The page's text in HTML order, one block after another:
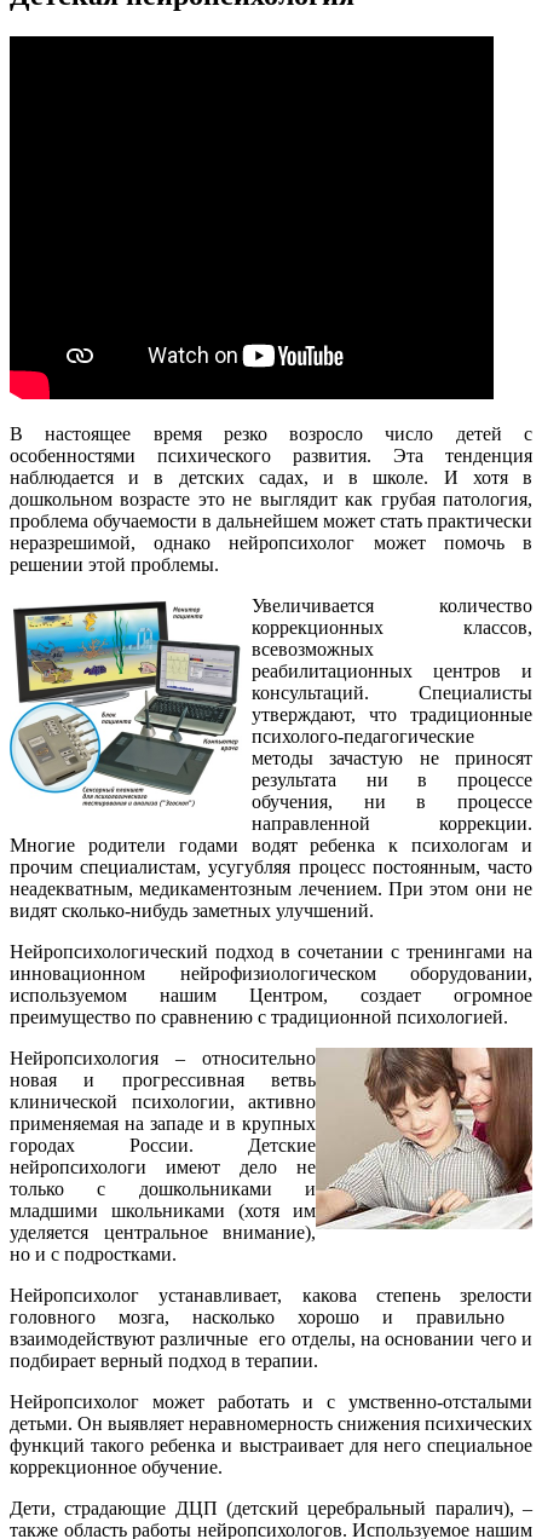
В настоящее время резко возросло число детей с
особенностями психического развития. Эта тенденция
наблюдается и в детских садах, и в школе. И хотя в
дошкольном возрасте это не выглядит как грубая патология,
проблема обучаемости в дальнейшем может стать практически
неразрешимой, однако нейропсихолог может помочь в
решении этой проблемы.
Увеличивается количество
коррекционных классов,
всевозможных
реабилитационных центров и
консультаций. Специалисты
утверждают, что традиционные
психолого-педагогические
методы зачастую не приносят
результата ни в процессе
обучения, ни в процессе
направленной коррекции.
Многие родители годами водят ребенка к психологам и
прочим специалистам, усугубляя процесс постоянным, часто
неадекватным, медикаментозным лечением. При этом они не
видят сколько-нибудь заметных улучшений.
Нейропсихологический подход в сочетании с тренингами на
инновационном нейрофизиологическом оборудовании,
используемом нашим Центром, создает огромное
преимущество по сравнению с традиционной психологией.
Нейропсихология – относительно
новая и прогрессивная ветвь
клинической психологии, активно
применяемая на западе и в крупных
городах России. Детские
нейропсихологи имеют дело не
только с дошкольниками и
младшими школьниками (хотя им
уделяется центральное внимание),
но и с подростками.
Нейропсихолог устанавливает, какова степень зрелости
головного мозга, насколько хорошо и правильно
взаимодействуют различные его отделы, на основании чего и
подбирает верный подход в терапии.
Нейропсихолог может работать и с умственно-отсталыми
детьми. Он выявляет неравномерность снижения психических
функций такого ребенка и выстраивает для него специальное
коррекционное обучение.
Дети, страдающие ДЦП (детский церебральный паралич), –
также область работы нейропсихологов. Используемое нашим